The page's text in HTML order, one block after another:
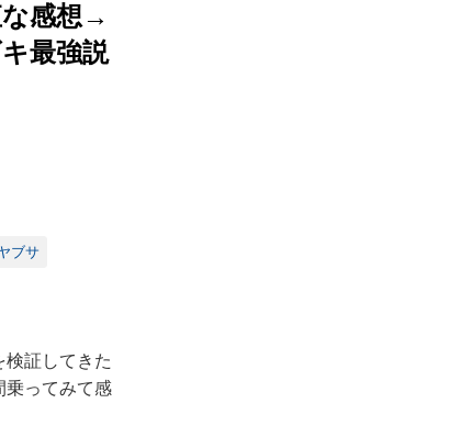
感想→
最強説
ブサ
検証してきた
乗ってみて感